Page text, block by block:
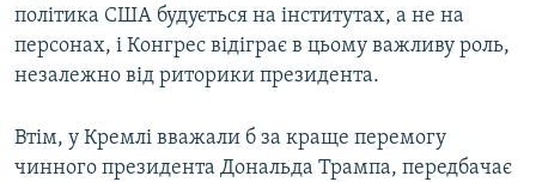
політика США будується на інститутах, а не на
персонах, і Конгрес відіграє в цьому важливу роль,
незалежно від риторики президента.
Втім, у Кремлі вважали б за краще перемогу
чинного президента Дональда Трампа, передбачає